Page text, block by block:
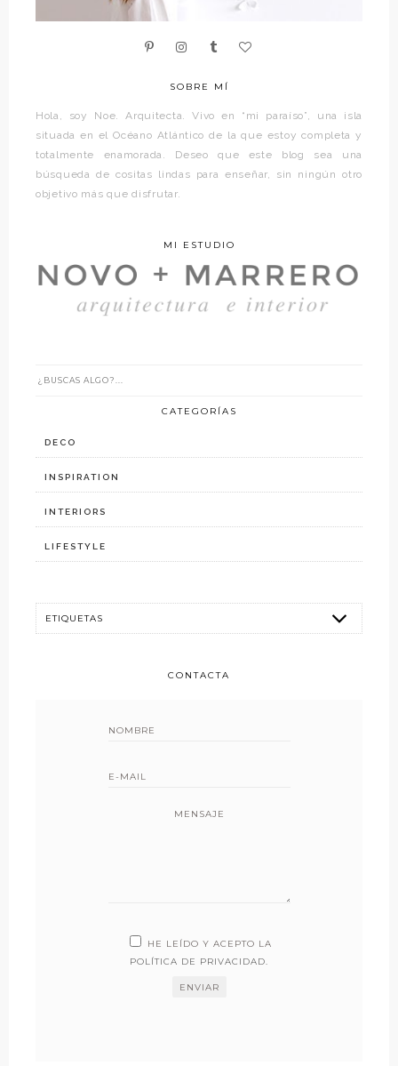
SOBRE MÍ
Hola, soy Noe. Arquitecta. Vivo en “mi paraíso”, una isla
situada en el Océano Atlántico de la que estoy completa y
totalmente enamorada. Deseo que este blog sea una
búsqueda de cositas lindas para enseñar, sin ningún otro
objetivo más que disfrutar.
MI ESTUDIO
CATEGORÍAS
DECO
INSPIRATION
INTERIORS
LIFESTYLE
CONTACTA
MENSAJE
HE LEÍDO Y ACEPTO LA
POLÍTICA DE PRIVACIDAD.